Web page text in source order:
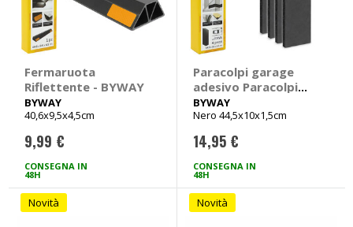
Fermaruota
Riflettente - BYWAY
BYWAY
40,6x9,5x4,5cm
9,99 €
CONSEGNA IN
48H
Paracolpi garage
adesivo Paracolpi
per pareti garage -
BYWAY
BYWAY
Nero 44,5x10x1,5cm
14,95 €
CONSEGNA IN
48H
Novità Novità